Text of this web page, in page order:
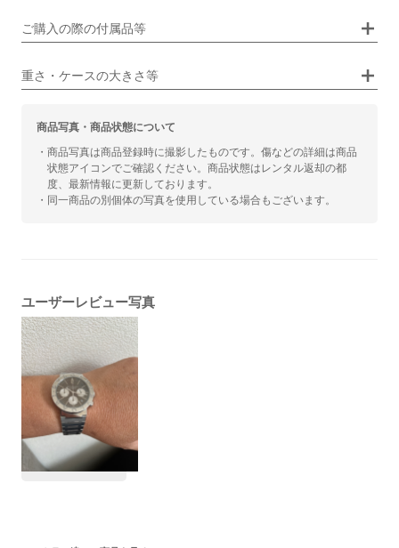
ご購入の際の付属品等
重さ・ケースの大きさ等
カジュアル ビジネス
商品写真・商品状態について
・商品写真は商品登録時に撮影したものです。傷などの詳細は商品
状態アイコンでご確認ください。商品状態はレンタル返却の都
度、最新情報に更新しております。
・同一商品の別個体の写真を使用している場合もございます。
ユーザーレビュー写真
#レビュー高評価